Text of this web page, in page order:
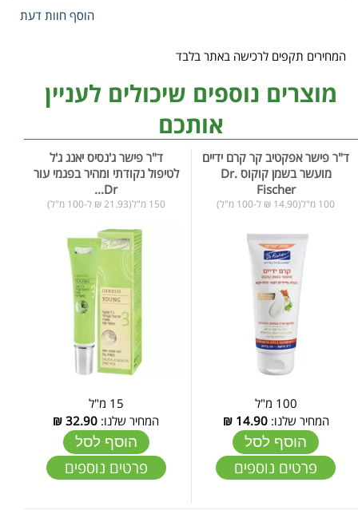
הוסף חוות דעת
המחירים תקפים לרכישה באתר בלבד
מוצרים נוספים שיכולים לעניין
אותכם
ד"ר פישר אפקטיב קר קרם ידיים
מועשר בשמן קוקוס Dr.
Fischer
100 מ"ל(14.90 ₪ ל-100 מ"ל)
100 מ"ל
המחיר שלנו:14.90
₪
הוסף לסל
פרטים נוספים
ד"ר פישר ג'נסיס יאנג ג'ל
לטיפול נקודתי ומהיר בפגמי עור
Dr...
150 מ"ל(21.93 ₪ ל-100 מ"ל)
15 מ"ל
המחיר שלנו: 32.90
₪
הוסף לסל
פרטים נוספים